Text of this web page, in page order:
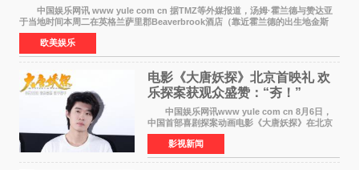
中国娱乐网讯 www yule com cn 据TMZ等外媒报道，汤姆·霍兰德与赞达亚
于当地时间本周二在英格兰萨里郡Beaverbrook酒店（靠近霍兰德的出生地金斯
顿）举办婚宴，邀请家人与朋友们喝喜酒，庆祝
欧美娱乐
电影《大唐妖探》北京首映礼 欢
乐探案获观众盛赞：“夯！”
中国娱乐网讯www yule com cn 8月6日，
中国首部喜剧探案动画电影《大唐妖探》在北京
举办电影首映礼。导演程腾、联合导演黄珉、总
制片人曹紫建、制片人李莹莹，配音导演张喆，
对白指导程寅，领
影视新闻